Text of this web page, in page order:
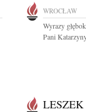
WROCŁAW
Wyrazy
Pani